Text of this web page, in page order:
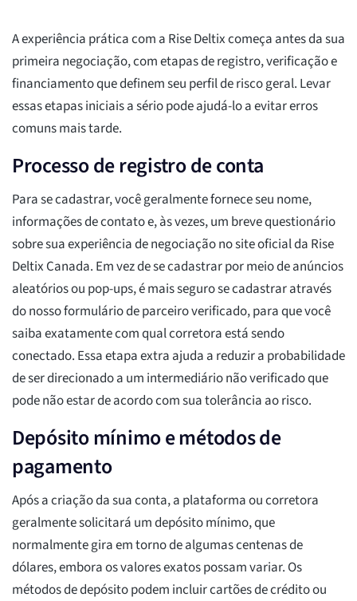
A experiência prática com a Rise Deltix começa antes da sua
primeira negociação, com etapas de registro, verificação e
financiamento que definem seu perfil de risco geral. Levar
essas etapas iniciais a sério pode ajudá-lo a evitar erros
comuns mais tarde.
Processo de registro de conta
Para se cadastrar, você geralmente fornece seu nome,
informações de contato e, às vezes, um breve questionário
sobre sua experiência de negociação no site oficial da Rise
Deltix Canada. Em vez de se cadastrar por meio de anúncios
aleatórios ou pop-ups, é mais seguro se cadastrar através
do nosso formulário de parceiro verificado, para que você
saiba exatamente com qual corretora está sendo
conectado. Essa etapa extra ajuda a reduzir a probabilidade
de ser direcionado a um intermediário não verificado que
pode não estar de acordo com sua tolerância ao risco.
Depósito mínimo e métodos de
pagamento
Após a criação da sua conta, a plataforma ou corretora
geralmente solicitará um depósito mínimo, que
normalmente gira em torno de algumas centenas de
dólares, embora os valores exatos possam variar. Os
métodos de depósito podem incluir cartões de crédito ou